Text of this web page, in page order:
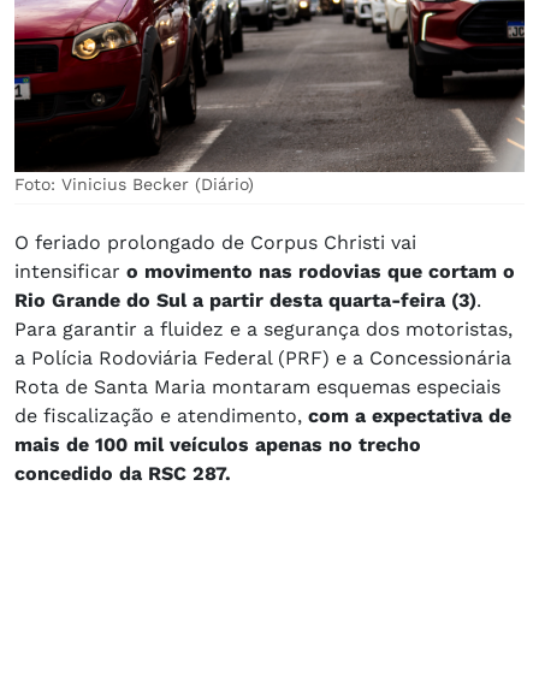
Foto: Vinicius Becker (Diário)
O feriado prolongado de Corpus Christi vai
intensificar o movimento nas rodovias que cortam o
Rio Grande do Sul a partir desta quarta-feira (3).
Para garantir a fluidez e a segurança dos motoristas,
a Polícia Rodoviária Federal (PRF) e a Concessionária
Rota de Santa Maria montaram esquemas especiais
de fiscalização e atendimento, com a expectativa de
mais de 100 mil veículos apenas no trecho
concedido da RSC 287.